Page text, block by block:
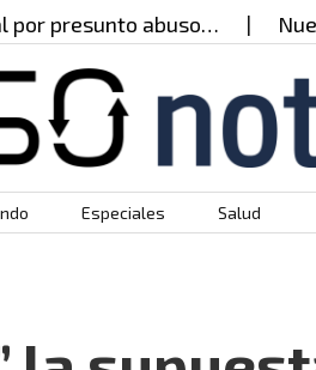
abuso… Nuevos
Especiales Salud